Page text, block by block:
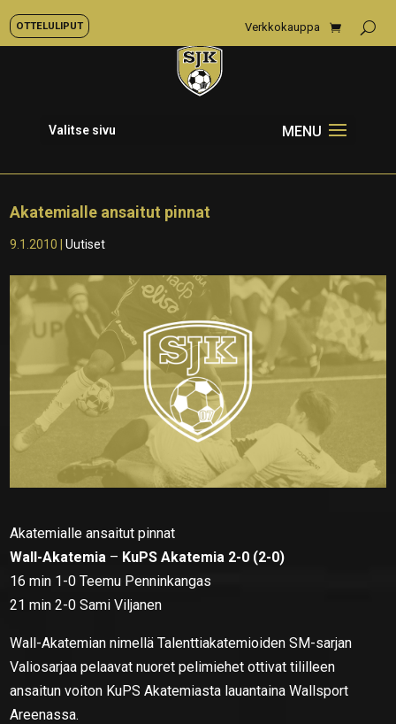
OTTELULIPUT Verkkokauppa
Valitse sivu
Akatemialle ansaitut pinnat
9.1.2010 |Uutiset
Akatemialle ansaitut pinnat
Wall-Akatemia – KuPS Akatemia 2-0 (2-0)
16 min 1-0 Teemu Penninkangas
21 min 2-0 Sami Viljanen
Wall-Akatemian nimellä Talenttiakatemioiden SM-sarjan
Valiosarjaa pelaavat nuoret pelimiehet ottivat tililleen
ansaitun voiton KuPS Akatemiasta lauantaina Wallsport
Areenassa.